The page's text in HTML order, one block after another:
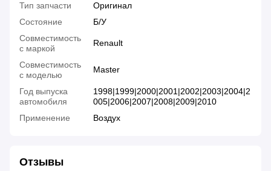
Тип запчасти
Оригинал
Состояние
Б/У
Совместимость
с маркой
Renault
Совместимость
с моделью
Master
Год выпуска
автомобиля
1998|1999|2000|2001|2002|2003|2004|2
005|2006|2007|2008|2009|2010
Применение
Воздух
Отзывы